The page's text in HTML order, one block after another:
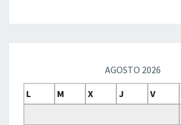
AGOSTO 2026
L
M X J V